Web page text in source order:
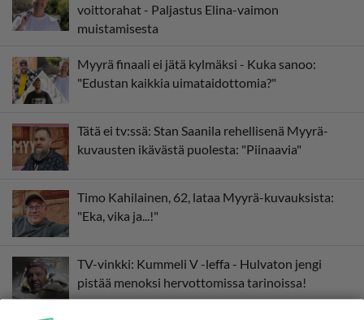
voittorahat - Paljastus Elina-vaimon
muistamisesta
Myyrä finaali ei jätä kylmäksi - Kuka sanoo:
"Edustan kaikkia uimataidottomia?"
Tätä ei tv:ssä: Stan Saanila rehellisenä Myyrä-
kuvausten ikävästä puolesta: "Piinaavia"
Timo Kahilainen, 62, lataa Myyrä-kuvauksista:
"Eka, vika ja...!"
TV-vinkki: Kummeli V -leffa - Hulvaton jengi
pistää menoksi hervottomissa tarinoissa!